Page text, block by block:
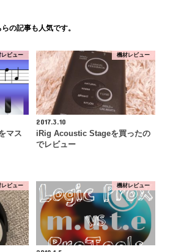
らの記事も人気です。
レビュー
マス
機材レビュー
2017.3.10
iRig Acoustic Stageを買ったの
でレビュー
レビュー 機材レビュー